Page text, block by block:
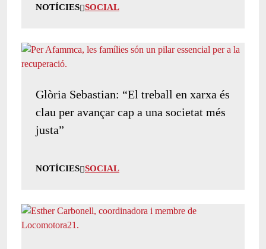
NOTÍCIES SOCIAL
Glòria Sebastian: “El treball en xarxa és
clau per avançar cap a una societat més
justa”
NOTÍCIES SOCIAL